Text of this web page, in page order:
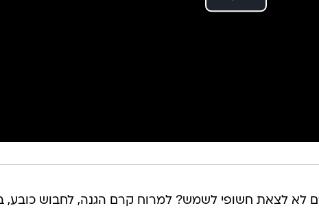
לצאת חשופי לשמש? למרוח קרם הגנה, לחבוש כובע,